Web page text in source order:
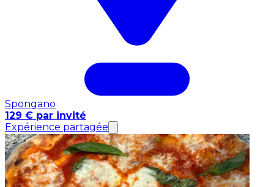
Spongano
129 € par invité
Expérience partagée